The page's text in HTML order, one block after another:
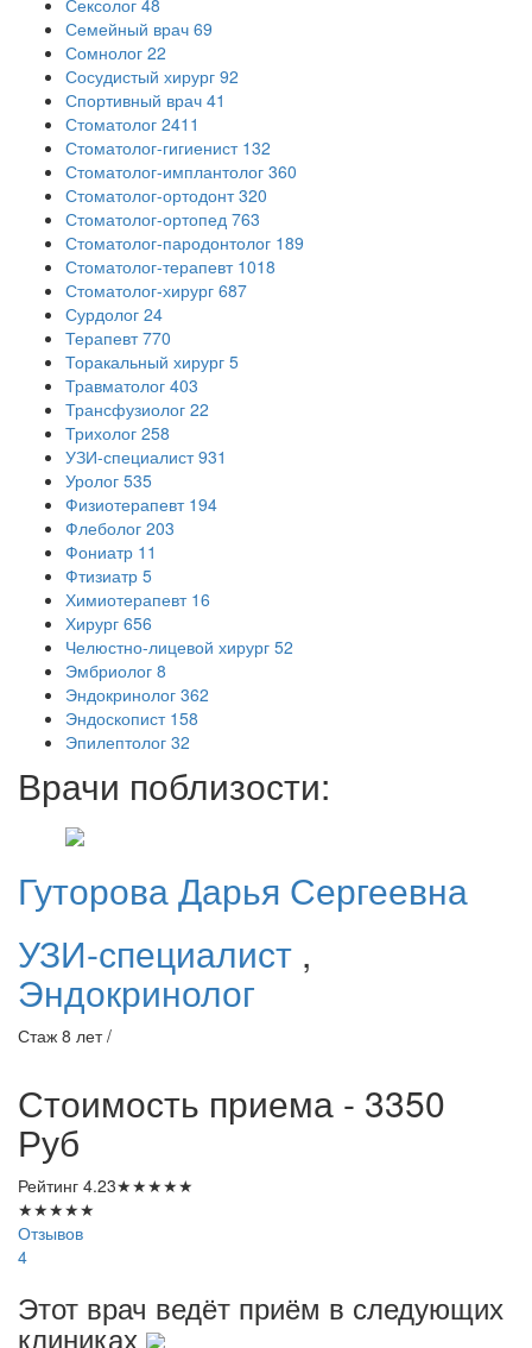
Сексолог 48
Семейный врач 69
Сомнолог 22
Сосудистый хирург 92
Спортивный врач 41
Стоматолог 2411
Стоматолог-гигиенист 132
Стоматолог-имплантолог 360
Стоматолог-ортодонт 320
Стоматолог-ортопед 763
Стоматолог-пародонтолог 189
Стоматолог-терапевт 1018
Стоматолог-хирург 687
Сурдолог 24
Терапевт 770
Торакальный хирург 5
Травматолог 403
Трансфузиолог 22
Трихолог 258
УЗИ-специалист 931
Уролог 535
Физиотерапевт 194
Флеболог 203
Фониатр 11
Фтизиатр 5
Химиотерапевт 16
Хирург 656
Челюстно-лицевой хирург 52
Эмбриолог 8
Эндокринолог 362
Эндоскопист 158
Эпилептолог 32
Врачи поблизости:
ГутороваДарья Сергеевна
УЗИ-специалист ,
Эндокринолог
Стаж 8 лет /
Стоимость приема - 3350
Руб
Рейтинг 4.23★★★★★
★★★★★
Отзывов
4
Этот врач ведёт приём в следующих
клиниках